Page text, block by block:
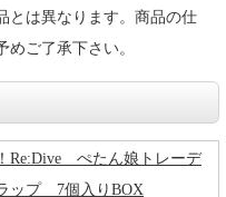
とは異なります。商品の仕
ご了承下さい。
Re:Dive ぺたん娘トレーデ
ップ 7個入りBOX